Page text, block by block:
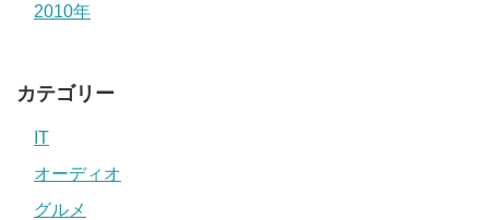
2010年
カテゴリー
IT
オーディオ
グルメ